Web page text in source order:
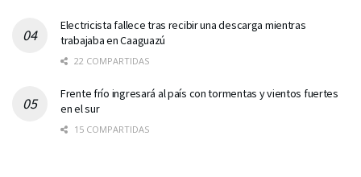
Electricista fallece tras recibir una descarga mientras
trabajaba en Caaguazú
22 COMPARTIDAS
Frente frío ingresará al país con tormentas y vientos fuertes
en el sur
15 COMPARTIDAS